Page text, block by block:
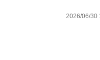
2026/06/30